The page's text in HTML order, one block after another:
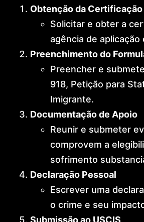
Obtenção da Certificação
Solicitar e obter a
agência de aplicação
Preenchimento do
Preencher e
918, Petição para
Imigrante.
Documentação de Apoio
Reunir e submeter
comprovem a
sofrimento
Declaração Pessoal
Escrever uma
o crime e seu
Submissão ao USCIS